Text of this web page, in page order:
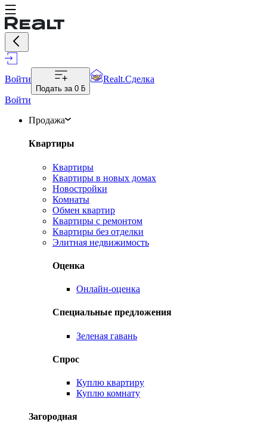
Войти
Подать за 0 ƃ
Realt.Сделка
Войти
Продажа
Квартиры
Квартиры
Квартиры в новых домах
Новостройки
Комнаты
Обмен квартир
Квартиры с ремонтом
Квартиры без отделки
Элитная недвижимость
Оценка
Онлайн-оценка
Специальные предложения
Зеленая гавань
Спрос
Куплю квартиру
Куплю комнату
Загородная